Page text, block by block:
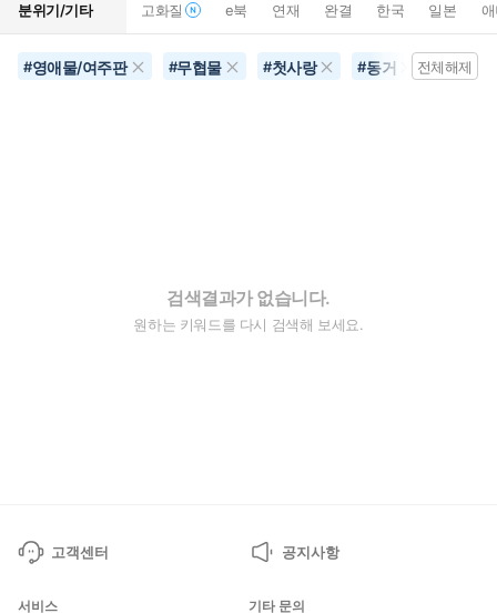
분위기/기타 고화질 e북 연재 완결 한국 일본
#영애물/여주판 #무협물 #첫사랑 #동거 #초능력
전체해제
검색결과가 없습니다.
원하는 키워드를 다시 검색해 보세요.
고객센터 공지사항
서비스 기타 문의